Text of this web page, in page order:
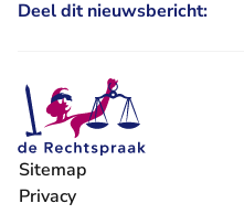
Deel dit nieuwsbericht:
Sitemap
Privacy